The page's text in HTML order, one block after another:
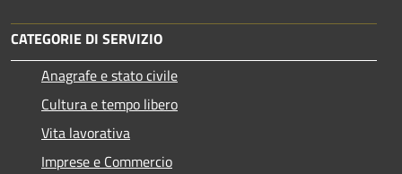
CATEGORIE DI SERVIZIO
Anagrafe e stato civile
Cultura e tempo libero
Vita lavorativa
Imprese e Commercio